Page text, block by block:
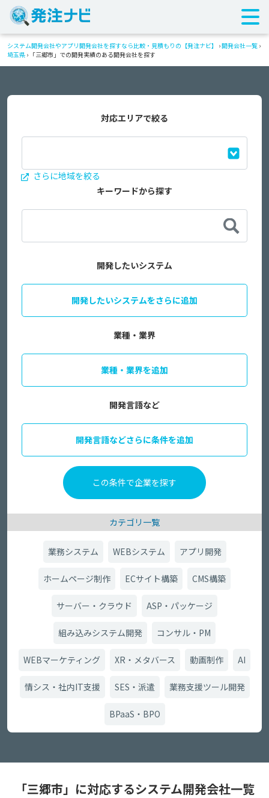
システム開発会社やアプリ開発会社を探すなら比較・見積もりの【発注ナビ】 ›開発会社一覧 ›
埼玉県 › 「三郷市」での開発実績のある開発会社を探す
対応エリアで絞る
さらに地域を絞る
キーワードから探す
開発したいシステム
開発したいシステムをさらに追加
業種・業界
業種・業界を追加
開発言語など
開発言語などさらに条件を追加
カテゴリ一覧
業務システム WEBシステム アプリ開発
ホームページ制作 ECサイト構築 CMS構築
サーバー・クラウド ASP・パッケージ
組み込みシステム開発 コンサル・PM
WEBマーケティング XR・メタバース 動画制作 AI
情シス・社内IT支援 SES・派遣 業務支援ツール開発
BPaaS・BPO
「三郷市」に対応するシステム開発会社一覧